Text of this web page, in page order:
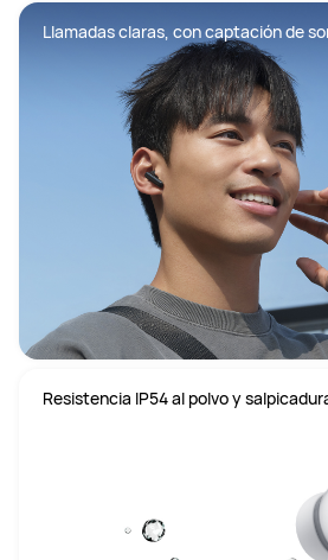
Llamadas claras, con captación de
Resistencia IP54 al polvo y